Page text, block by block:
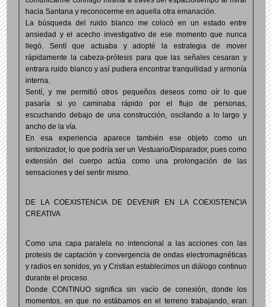
hacia Santana y reconocerme en aquella otra emanación.
La búsqueda del ruido blanco me colocó en un estado entre
ansiedad y el acecho investigativo de ese momento que nunca
llegó. Sentí que actuaba y adopté la estrategia de mover
rápidamente la cabeza-prótesis para que las señales cesaran y
entrara ruido blanco y así pudiera encontrar tranquilidad y armonía
interna.
Sentí, y me permitió otros pequeños deseos como oír lo que
pasaría si yo caminaba rápido por el flujo de personas,
escuchando debajo de una construcción, oscilando a lo largo y
ancho de la vía.
En esa experiencia aparece también ese objeto como un
sintonizador, lo que podría ser un Vestuario/Disparador, pues como
extensión del cuerpo actúa como una prolongación de las
sensaciones y del sentir mismo.
DE LA COEXISTENCIA DE DEVENIR EN LA COEXISTENCIA
CREATIVA
Como una capa paralela no intencional a las acciones con las
protesis de captación y convergencia de ondas electromagnéticas
y radios en sonidos, yo y Cristian establecimos un diálogo continuo
durante el proceso.
Donde CONTINUO significa sin vacío de conexión, donde los
momentos, en que no estábamos en el terreno trabajando, eran